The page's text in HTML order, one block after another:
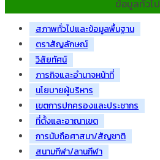
ข้อมูลทั่วไป
สภาพทั่วไปและข้อมูลพื้นฐาน
ตราสัญลักษณ์
วิสัยทัศน์
ภารกิจและอำนาจหน้าที่
นโยบายผู้บริหาร
เขตการปกครองและประชากร
ที่ตั้งและอาณาเขต
การนับถือศาสนา/สัญชาติ
สนามกีฬา/ลานกีฬา